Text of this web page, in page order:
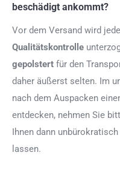
beschädigt ankommt?
Vor dem Versand wird
Qualitätskontrolle
gepolstert für den
daher äußerst selten. Im
nach dem Auspacken
entdecken, nehmen Sie
Ihnen dann
lassen.